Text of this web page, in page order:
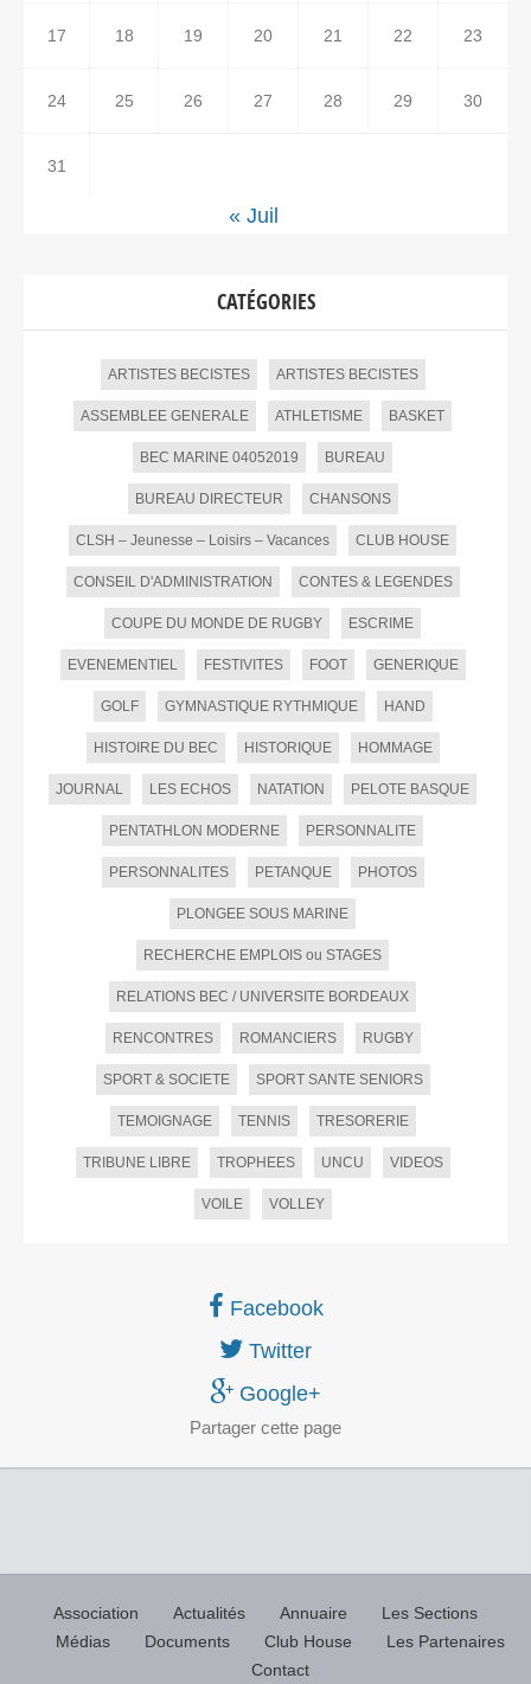
17 18 19 20 21 22 23
24 25 26 27 28 29 30
31
« Juil
CATÉGORIES
ARTISTES BECISTES ARTISTES BECISTES
ASSEMBLEE GENERALE ATHLETISME BASKET
BEC MARINE 04052019 BUREAU
BUREAU DIRECTEUR CHANSONS
CLSH – Jeunesse – Loisirs – Vacances CLUB HOUSE
CONSEIL D'ADMINISTRATION CONTES & LEGENDES
COUPE DU MONDE DE RUGBY ESCRIME
EVENEMENTIEL FESTIVITES FOOT GENERIQUE
GOLF GYMNASTIQUE RYTHMIQUE HAND
HISTOIRE DU BEC HISTORIQUE HOMMAGE
JOURNAL LES ECHOS NATATION PELOTE BASQUE
PENTATHLON MODERNE PERSONNALITE
PERSONNALITES PETANQUE PHOTOS
PLONGEE SOUS MARINE
RECHERCHE EMPLOIS ou STAGES
RELATIONS BEC / UNIVERSITE BORDEAUX
RENCONTRES ROMANCIERS RUGBY
SPORT & SOCIETE SPORT SANTE SENIORS
TEMOIGNAGE TENNIS TRESORERIE
TRIBUNE LIBRE TROPHEES UNCU VIDEOS
VOILE VOLLEY
Facebook
Twitter
Google+
Partager cette page
Association Actualités Annuaire
Les Sections
Médias
Documents Club House
Les Partenaires
Contact